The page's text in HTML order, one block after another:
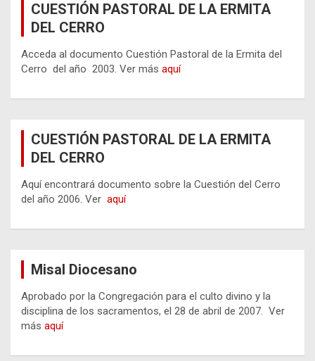
CUESTIÓN PASTORAL DE LA ERMITA
DEL CERRO
Acceda al documento Cuestión Pastoral de la Ermita del
Cerro del año 2003. Ver más aquí
CUESTIÓN PASTORAL DE LA ERMITA
DEL CERRO
Aquí encontrará documento sobre la Cuestión del Cerro
del año 2006. Ver aquí
Misal Diocesano
Aprobado por la Congregación para el culto divino y la
disciplina de los sacramentos, el 28 de abril de 2007. Ver
más aquí